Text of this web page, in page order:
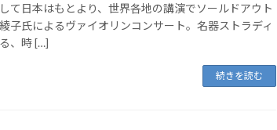
て日本はもとより、世界各地の講演でソールドアウト
子氏によるヴァイオリンコンサート。名器ストラディ
、時 […]
続きを読む